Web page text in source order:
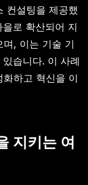
컨설팅을 제공했
로 확산되어 지
, 이는 기술 기
습니다. 이 사례
하고 혁신을 이
지키는 여